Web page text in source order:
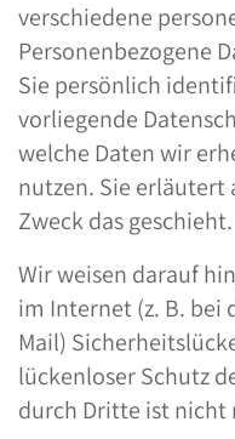
verschiedene
Personenbezogene
Sie persönlich
vorliegende
welche Daten wir
nutzen. Sie erläutert
Zweck das geschieht.
Wir weisen darauf
im Internet (z. B. bei
Mail)
lückenloser Schutz
durch Dritte ist nicht